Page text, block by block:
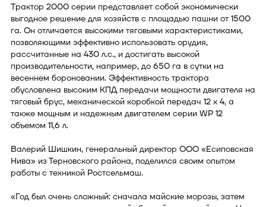
Трактор 2000 серии представляет собой экономически
выгодное решение для хозяйств с площадью пашни от 1500
га. Он отличается высокими тяговыми характеристиками,
позволяющими эффективно использовать орудия,
рассчитанные на 430 л.с., и достигать высокой
производительности, например, до 650 га в сутки на
весеннем бороновании. Эффективность трактора
обусловлена высоким КПД передачи мощности двигателя на
тяговый брус, механической коробкой передач 12 х 4, а
также мощным и надежным двигателем серии WP 12
объемом 11,6 л.
Валерий Шишкин, генеральный директор ООО «Есиповская
Нива» из Терновского района, поделился своим опытом
работы с техникой Ростсельмаш.
«Год был очень сложный: сначала майские морозы, затем